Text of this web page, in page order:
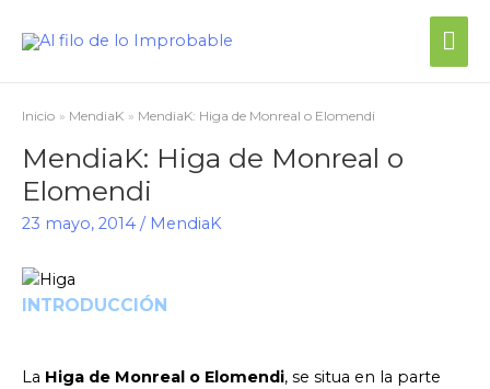
Inicio MendiaK MendiaK: Higa de Monreal o Elomendi
MendiaK: Higa de Monreal o
Elomendi
23 mayo, 2014 / MendiaK
INTRODUCCIÓN
La Higa de Monreal o Elomendi, se situa en la parte